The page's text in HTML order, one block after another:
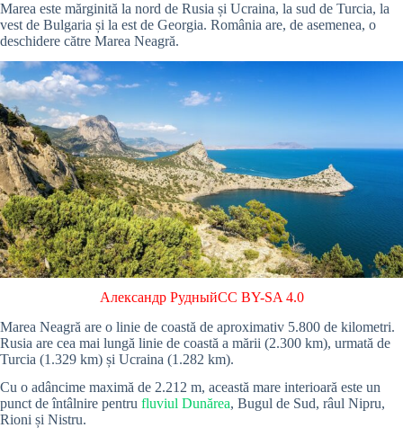
Marea este mărginită la nord de Rusia și Ucraina, la sud de Turcia, la
vest de Bulgaria și la est de Georgia. România are, de asemenea, o
deschidere către Marea Neagră.
Александр РудныйCC BY-SA 4.0
Marea Neagră are o linie de coastă de aproximativ 5.800 de kilometri.
Rusia are cea mai lungă linie de coastă a mării (2.300 km), urmată de
Turcia (1.329 km) și Ucraina (1.282 km).
Cu o adâncime maximă de 2.212 m, această mare interioară este un
punct de întâlnire pentru fluviul Dunărea, Bugul de Sud, râul Nipru,
Rioni și Nistru.